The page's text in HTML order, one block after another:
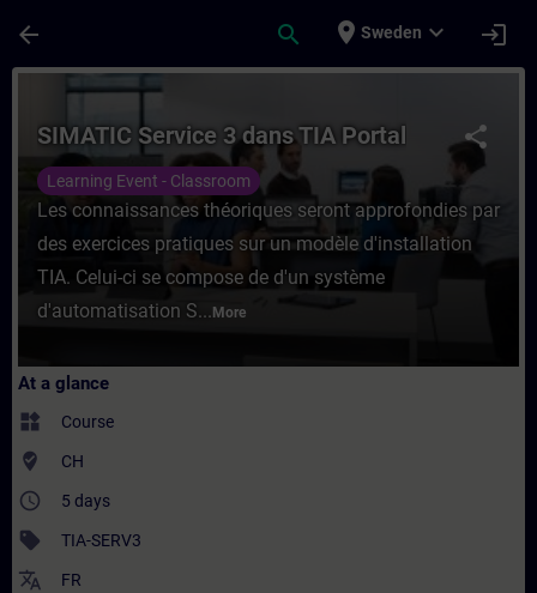
arrow_back search place Sweden expand_more login
Course - SIMATIC Service 3 dans TIA
share
SIMATIC Service 3 dans TIA Portal
Learning Event - Classroom
Les connaissances théoriques seront approfondies par
des exercices pratiques sur un modèle d'installation
TIA. Celui-ci se compose de d'un système
d'automatisation S... More
At a glance
widgets Course
where_to_vote CH
access_time 5 days
sell TIA-SERV3
translate FR